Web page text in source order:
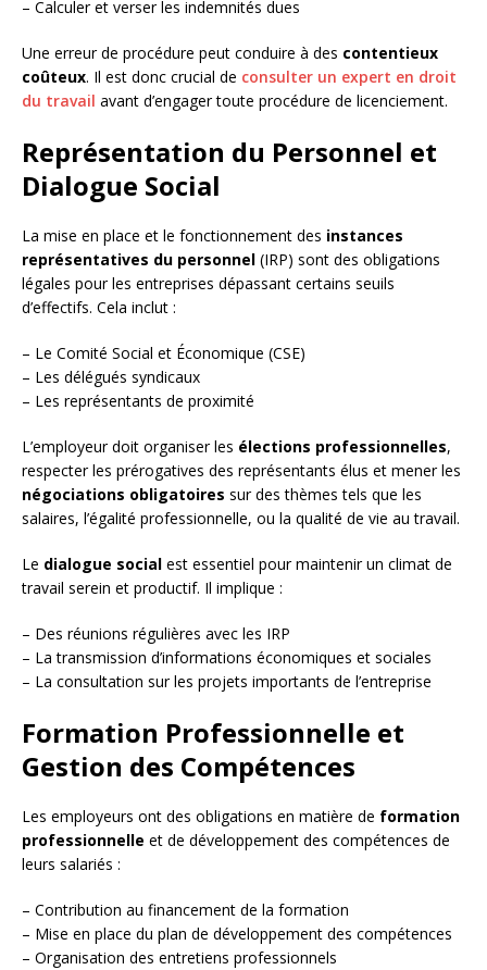
– Calculer et verser les indemnités dues
Une erreur de procédure peut conduire à des contentieux
coûteux. Il est donc crucial de consulter un expert en droit
du travail avant d’engager toute procédure de licenciement.
Représentation du Personnel et
Dialogue Social
La mise en place et le fonctionnement des instances
représentatives du personnel (IRP) sont des obligations
légales pour les entreprises dépassant certains seuils
d’effectifs. Cela inclut :
– Le Comité Social et Économique (CSE)
– Les délégués syndicaux
– Les représentants de proximité
L’employeur doit organiser les élections professionnelles,
respecter les prérogatives des représentants élus et mener les
négociations obligatoires sur des thèmes tels que les
salaires, l’égalité professionnelle, ou la qualité de vie au travail.
Le dialogue social est essentiel pour maintenir un climat de
travail serein et productif. Il implique :
– Des réunions régulières avec les IRP
– La transmission d’informations économiques et sociales
– La consultation sur les projets importants de l’entreprise
Formation Professionnelle et
Gestion des Compétences
Les employeurs ont des obligations en matière de formation
professionnelle et de développement des compétences de
leurs salariés :
– Contribution au financement de la formation
– Mise en place du plan de développement des compétences
– Organisation des entretiens professionnels